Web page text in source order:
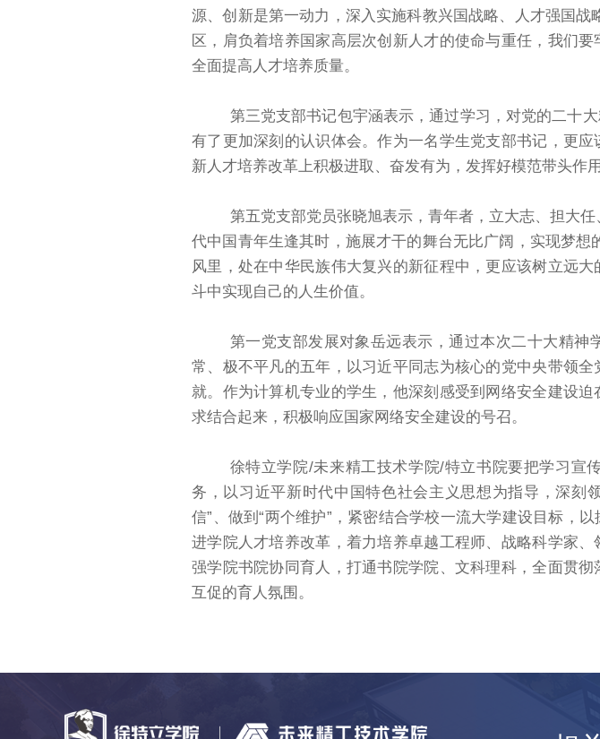
源、创新是第一动力，深入实施科教兴国战略、人才强国
区，肩负着培养国家高层次创新人才的使命与重任，我们
全面提高人才培养质量。
第三党支部书记包宇涵表示，通过学习，对党的二十
有了更加深刻的认识体会。作为一名学生党支部书记，更
新人才培养改革上积极进取、奋发有为，发挥好模范带头作用
第五党支部党员张晓旭表示，青年者，立大志、担大
代中国青年生逢其时，施展才干的舞台无比广阔，实现梦
风里，处在中华民族伟大复兴的新征程中，更应该树立远
斗中实现自己的人生价值。
第一党支部发展对象岳远表示，通过本次二十大精
常、极不平凡的五年，以习近平同志为核心的党中央带领
就。作为计算机专业的学生，他深刻感受到网络安全建设
求结合起来，积极响应国家网络安全建设的号召。
徐特立学院/未来精工技术学院/特立书院要把学习宣
务，以习近平新时代中国特色社会主义思想为指导，深刻
信”、做到“两个维护”，紧密结合学校一流大学建设目标，
进学院人才培养改革，着力培养卓越工程师、战略科学家
强学院书院协同育人，打通书院学院、文科理科，全面贯
互促的育人氛围。